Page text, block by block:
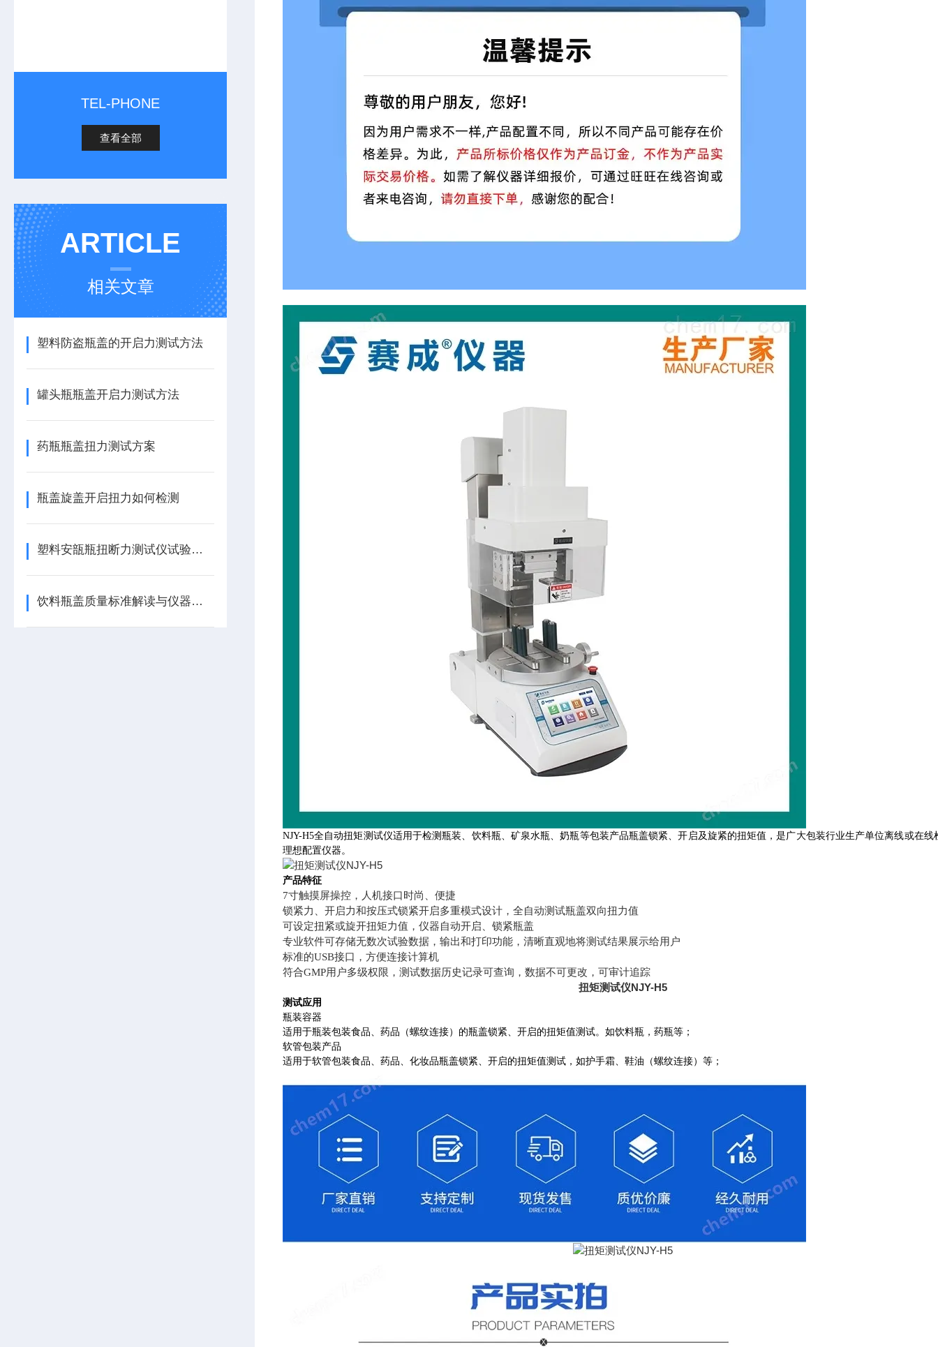
TEL-PHONE
查看全部
ARTICLE
相关文章
塑料防盗瓶盖的开启力测试方法
罐头瓶瓶盖开启力测试方法
药瓶瓶盖扭力测试方案
瓶盖旋盖开启扭力如何检测
塑料安瓿瓶扭断力测试仪试验方法
饮料瓶盖质量标准解读与仪器介绍
NJY-H5全自动扭矩测试仪适用于检测瓶装、饮料瓶、矿泉水瓶、奶瓶等包装产品瓶盖锁紧、开启及旋紧的扭矩值，是广大包装行业生产单位离线或在线
理想配置仪器。
产品特征
7寸触摸屏操控，人机接口时尚、便捷
锁紧力、开启力和按压式锁紧开启多重模式设计，全自动测试瓶盖双向扭力值
可设定扭紧或旋开扭矩力值，仪器自动开启、锁紧瓶盖
专业软件可存储无数次试验数据，输出和打印功能，清晰直观地将测试结果展示给用户
标准的USB接口，方便连接计算机
符合GMP用户多级权限，测试数据历史记录可查询，数据不可更改，可审计追踪
扭矩测试仪NJY-H5
测试应用
瓶装容器
适用于瓶装包装食品、药品（螺纹连接）的瓶盖锁紧、开启的扭矩值测试。如饮料瓶，药瓶等；
软管包装产品
适用于软管包装食品、药品、化妆品瓶盖锁紧、开启的扭矩值测试，如护手霜、鞋油（螺纹连接）等；